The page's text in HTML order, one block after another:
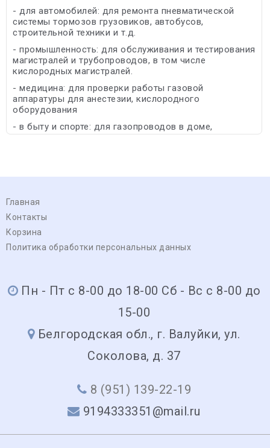
- для автомобилей: для ремонта пневматической
системы тормозов грузовиков, автобусов,
строительной техники и т.д.
- промышленность: для обслуживания и тестирования
магистралей и трубопроводов, в том числе
кислородных магистралей.
- медицина: для проверки работы газовой
аппаратуры для анестезии, кислородного
оборудования
- в быту и спорте: для газопроводов в доме,
туристического снаряжения и др.
Главная
Контакты
Корзина
Политика обработки персональных данных
Пн - Пт с 8-00 до 18-00 Сб - Вс с 8-00 до
15-00
Белгородская обл., г. Валуйки, ул.
Соколова, д. 37
8 (951) 139-22-19
9194333351@mail.ru